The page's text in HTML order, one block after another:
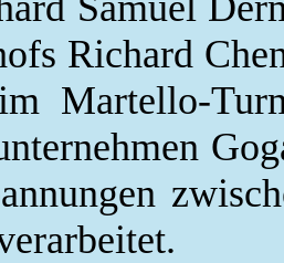
Richard
Martello-